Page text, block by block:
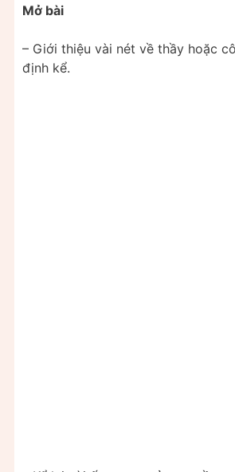
Mở bài
– Giới thiệu vài nét về thầy hoặc
định kể.